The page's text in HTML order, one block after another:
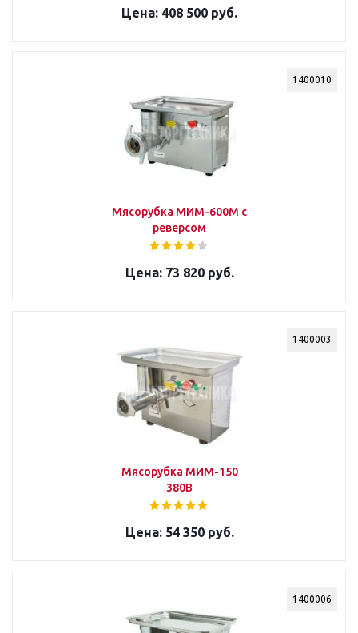
408 500 руб.
1400010
Мясорубка МИМ-600М с
реверсом
73 820 руб.
1400003
Мясорубка МИМ-150
380В
54 350 руб.
1400006